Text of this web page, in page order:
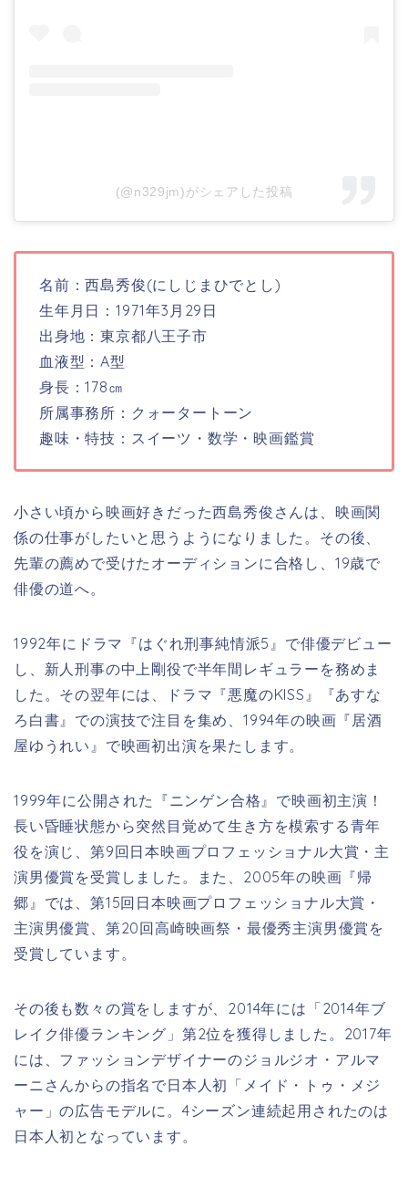
(@n329jm)がシェアした投稿
名前：西島秀俊(にしじまひでとし)
生年月日：1971年3月29日
出身地：東京都八王子市
血液型：A型
身長：178㎝
所属事務所：クォータートーン
趣味・特技：スイーツ・数学・映画鑑賞
小さい頃から映画好きだった西島秀俊さんは、映画関
係の仕事がしたいと思うようになりました。その後、
先輩の薦めで受けたオーディションに合格し、19歳で
俳優の道へ。
1992年にドラマ『はぐれ刑事純情派5』で俳優デビュー
し、新人刑事の中上剛役で半年間レギュラーを務めま
した。その翌年には、ドラマ『悪魔のKISS』『あすな
ろ白書』での演技で注目を集め、1994年の映画『居酒
屋ゆうれい』で映画初出演を果たします。
1999年に公開された『ニンゲン合格』で映画初主演！
長い昏睡状態から突然目覚めて生き方を模索する青年
役を演じ、第9回日本映画プロフェッショナル大賞・主
演男優賞を受賞しました。また、2005年の映画『帰
郷』では、第15回日本映画プロフェッショナル大賞・
主演男優賞、第20回高崎映画祭・最優秀主演男優賞を
受賞しています。
その後も数々の賞をしますが、2014年には「2014年ブ
レイク俳優ランキング」第2位を獲得しました。2017年
には、ファッションデザイナーのジョルジオ・アルマ
ーニさんからの指名で日本人初「メイド・トゥ・メジ
ャー」の広告モデルに。4シーズン連続起用されたのは
日本人初となっています。